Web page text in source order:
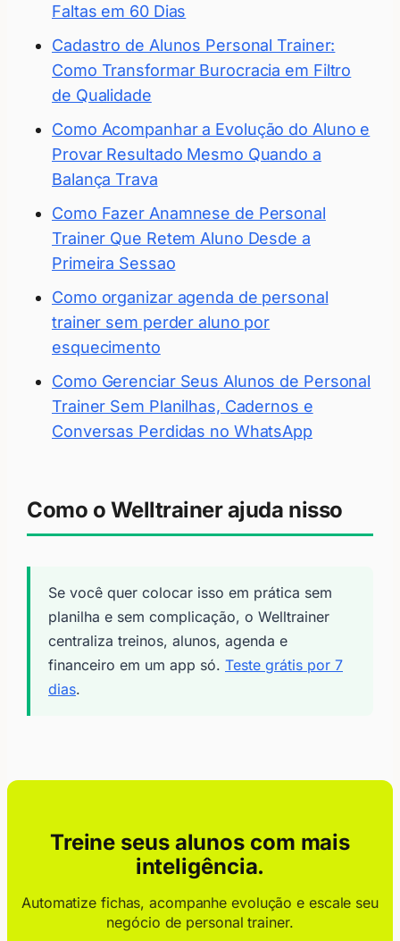
Faltas em 60 Dias
Cadastro de Alunos Personal Trainer:
Como Transformar Burocracia em Filtro
de Qualidade
Como Acompanhar a Evolução do Aluno e
Provar Resultado Mesmo Quando a
Balança Trava
Como Fazer Anamnese de Personal
Trainer Que Retem Aluno Desde a
Primeira Sessao
Como organizar agenda de personal
trainer sem perder aluno por
esquecimento
Como Gerenciar Seus Alunos de Personal
Trainer Sem Planilhas, Cadernos e
Conversas Perdidas no WhatsApp
Como o Welltrainer ajuda nisso
Se você quer colocar isso em prática sem
planilha e sem complicação, o Welltrainer
centraliza treinos, alunos, agenda e
financeiro em um app só. Teste grátis por 7
dias.
Treine seus alunos com mais
inteligência.
Automatize fichas, acompanhe evolução e escale seu
negócio de personal trainer.